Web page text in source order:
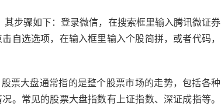
步骤如下：登录微信，在搜索框里输入腾讯微证券
自选选项，在输入框里输入个股简拼，或者代码，
票大盘通常指的是整个股票市场的走势，包括各种
。常见的股票大盘指数有上证指数、深证成指等。